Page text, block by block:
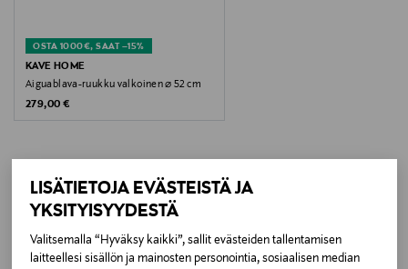
LISÄTIETOJA EVÄSTEISTÄ JA
YKSITYISYYDESTÄ
Valitsemalla “Hyväksy kaikki”, sallit evästeiden tallentamisen
laitteellesi sisällön ja mainosten personointia, sosiaalisen median
Koko
⌀ 62 cm
Valmistusmaa
Valmistajan tuotenumero
VP7177004372
Valmistaja
OSTA 1000€, SAAT –15%
KAVE HOME
Aiguablava-ruukku valkoinen ⌀ 52 cm
Original Price
279,00 €
LISÄÄ KIINNOSTAVIA
TUOTTEITA